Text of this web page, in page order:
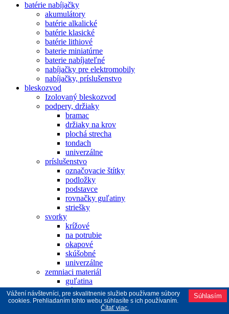
Súhlasím
Vážení návštevníci, pre skvalitnenie služieb používame súbory
cookies. Prehliadaním tohto webu súhlasíte s ich používaním.
Čítať viac.
batérie nabíjačky
akumulátory
batérie alkalické
batérie klasické
batérie lithiové
baterie miniatúrne
baterie nabíjateľné
nabíjačky pre elektromobily
nabíjačky, príslušenstvo
bleskozvod
Izolovaný bleskozvod
podpery, držiaky
bramac
držiaky na krov
plochá strecha
tondach
univerzálne
príslušenstvo
označovacie štítky
podložky
podstavce
rovnačky guľatiny
striešky
svorky
krížové
na potrubie
okapové
skúšobné
univerzálne
zemniaci materiál
guľatina
pásovina
zemniace dosky
zemniace tyče